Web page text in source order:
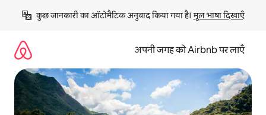
छोड़कर
कॉन्टेंट
कुछ जानकारी का ऑटोमैटिक अनुवाद किया गया है। मूल भाषा दिखाएँ
अपनी जगह को Airbnb पर लाएँ